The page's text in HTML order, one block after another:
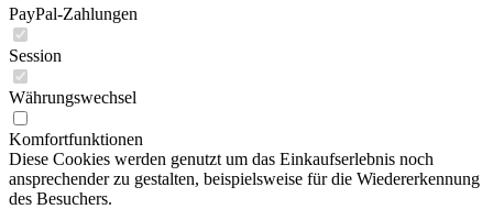
PayPal-Zahlungen
Session
Währungswechsel
Komfortfunktionen
Diese Cookies werden genutzt um das Einkaufserlebnis noch
ansprechender zu gestalten, beispielsweise für die Wiedererkennung
des Besuchers.